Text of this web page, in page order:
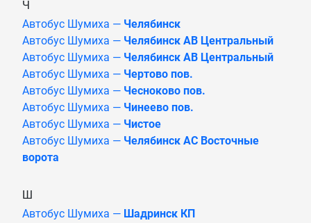
Ч
Автобус Шумиха — Челябинск
Автобус Шумиха — Челябинск АВ Центральный
Автобус Шумиха — Челябинск АВ Центральный
Автобус Шумиха — Чертово пов.
Автобус Шумиха — Чесноково пов.
Автобус Шумиха — Чинеево пов.
Автобус Шумиха — Чистое
Автобус Шумиха — Челябинск АС Восточные
ворота
Ш
Автобус Шумиха — Шадринск КП